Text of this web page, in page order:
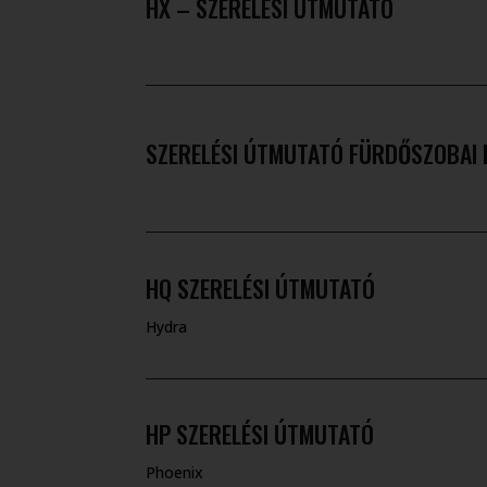
HX – SZERELÉSI ÚTMUTATÓ
SZERELÉSI ÚTMUTATÓ
HQ SZERELÉSI ÚTMUTATÓ
Hydra
HP SZERELÉSI ÚTMUTATÓ
Phoenix